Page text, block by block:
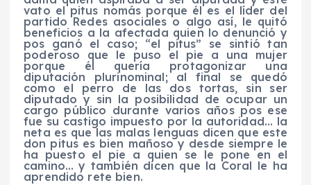
vato el pitus nomás porque él es el líder del
partido Redes asociales o algo así, le quitó
beneficios a la afectada quien lo denunció y
pos ganó el caso; “el pitus” se sintió tan
poderoso que le puso el pie a una mujer
porque él quería protagonizar una
diputación plurinominal; al final se quedó
como el perro de las dos tortas, sin ser
diputado y sin la posibilidad de ocupar un
cargo público durante varios años pos ese
fue su castigo impuesto por la autoridad… la
neta es que las malas lenguas dicen que este
don pitus es bien mañoso y desde siempre le
ha puesto el pie a quien se le pone en el
camino… y también dicen que la Coral le ha
aprendido rete bien.